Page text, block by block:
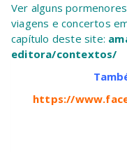
Ver alguns
viagens e concertos
capítulo deste site:
editora/contextos/
https://